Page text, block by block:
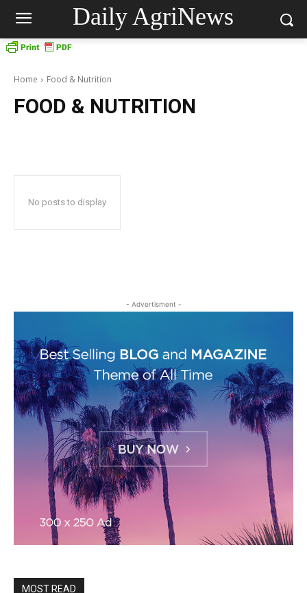
Daily AgriNews
Home Food & Nutrition
FOOD & NUTRITION
No posts to display
- Advertisment -
MOST READ